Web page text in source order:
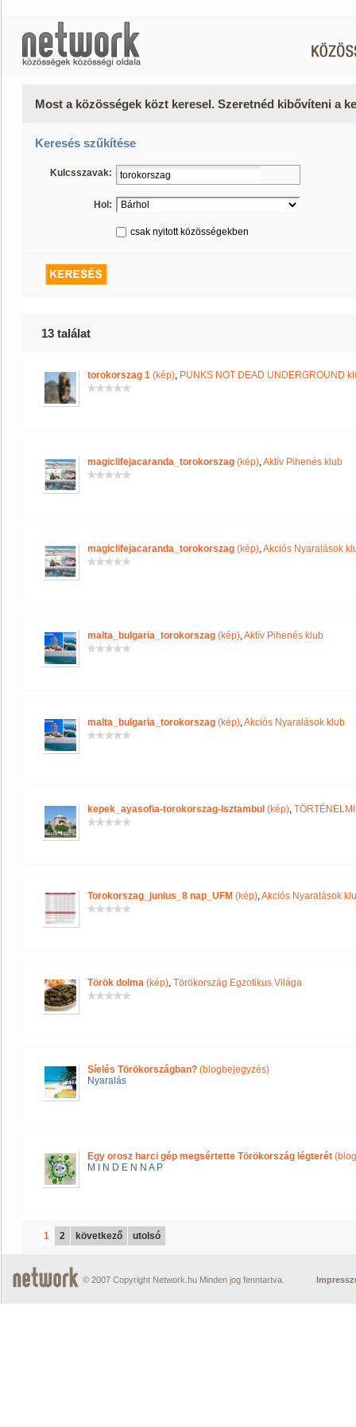
Most a közösségek közt keresel. Szeretnéd kibővíteni a
Keresés szűkítése
Kulcsszavak:
Hol:
csak nyitott közösségekben
13 találat
torokorszag 1 (kép), PUNKS NOT DEAD UNDERGROUND
magiclifejacaranda_torokorszag (kép),Aktív Pihenés klub
magiclifejacaranda_torokorszag (kép),Akciós Nyaralások
malta_bulgaria_torokorszag (kép),Aktív Pihenés klub
malta_bulgaria_torokorszag (kép),Akciós Nyaralások klub
kepek_ayasofia-torokorszag-Isztambul (kép),
Torokorszag_junius_8 nap_UFM (kép),Akciós Nyaralások
Török dolma (kép), Törökország Egzotikus Világa
Síelés Törökországban? (blogbejegyzés)
Nyaralás
Egy orosz harci gép megsértette Törökország légterét
M I N D E N N A P
1 2 következő utolsó
© 2007 Copyright Network.hu Minden jog fenntartva.